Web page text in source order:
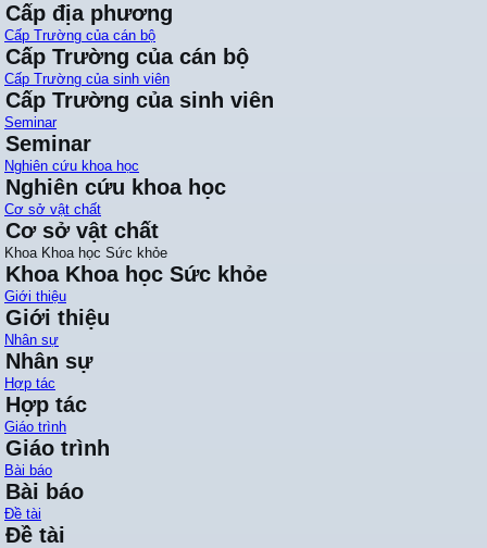
Cấp địa phương
Cấp Trường của cán bộ
Cấp Trường của cán bộ
Cấp Trường của sinh viên
Cấp Trường của sinh viên
Seminar
Seminar
Nghiên cứu khoa học
Nghiên cứu khoa học
Cơ sở vật chất
Cơ sở vật chất
Khoa Khoa học Sức khỏe
Khoa Khoa học Sức khỏe
Giới thiệu
Giới thiệu
Nhân sự
Nhân sự
Hợp tác
Hợp tác
Giáo trình
Giáo trình
Bài báo
Bài báo
Đề tài
Đề tài